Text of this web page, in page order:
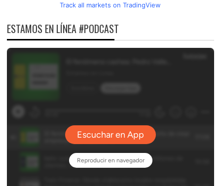
Track all markets on TradingView
ESTAMOS EN LÍNEA #PODCAST